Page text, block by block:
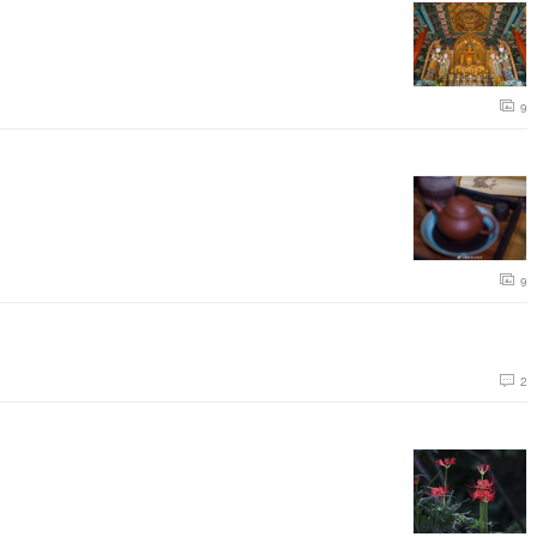
9
9
2